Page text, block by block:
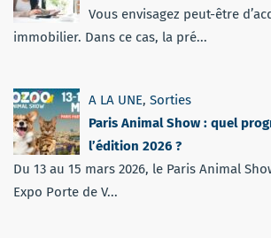
Vous envisagez peut-être
immobilier. Dans ce cas, la pré...
A LA UNE, Sorties
Paris Animal Show : quel
l’édition 2026 ?
Du 13 au 15 mars 2026, le Paris Animal
Expo Porte de V...